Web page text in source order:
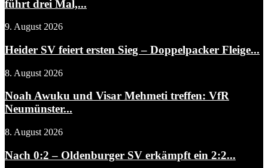
führt drei Mal,...
9. August 2026
Heider SV feiert ersten Sieg – Doppelpacker Fleige...
8. August 2026
Noah Awuku und Visar Mehmeti treffen: VfR
Neumünster...
8. August 2026
Nach 0:2 – Oldenburger SV erkämpft ein 2:2...